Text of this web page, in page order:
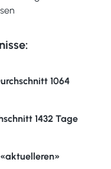
1064
1432 Tage